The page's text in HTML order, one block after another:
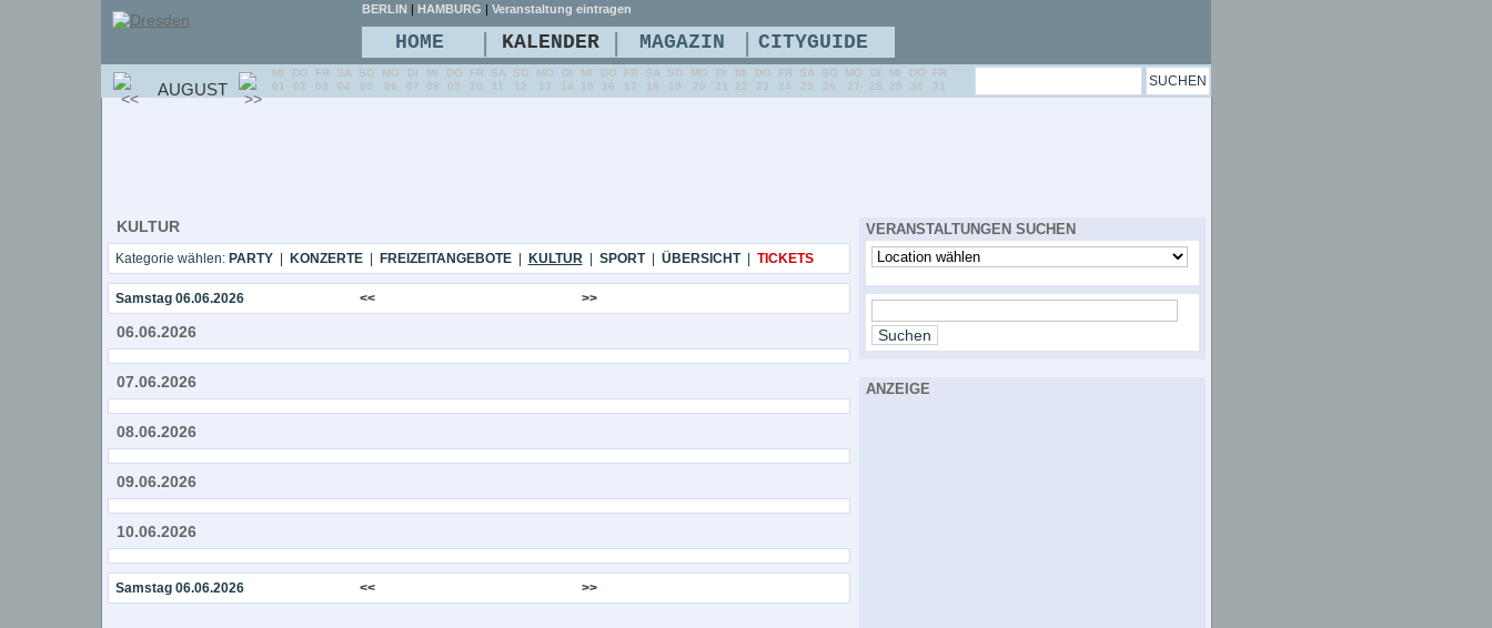
KULTUR
Kategorie wählen: PARTY| KONZERTE| FREIZEITANGEBOTE| KULTUR| SPORT| ÜBERSICHT| TICKETS
Samstag 06.06.2026 << >>
06.06.2026
07.06.2026
08.06.2026
09.06.2026
10.06.2026
Samstag 06.06.2026 << >>
VERANSTALTUNGEN SUCHEN
ANZEIGE
BERLIN | HAMBURG | Veranstaltung eintragen
HOME | KALENDER | MAGAZIN | CITYGUIDE
AUGUST
MI
01
DO
02
FR
03
SA
04
SO
05
MO
06
DI
07
MI
08
DO
09
FR
10
SA
11
SO
12
MO
13
DI
14
MI
15
DO
16
FR
17
SA
18
SO
19
MO
20
DI
21
MI
22
DO
23
FR
24
SA
25
SO
26
MO
27
DI
28
MI
29
DO
30
FR
31